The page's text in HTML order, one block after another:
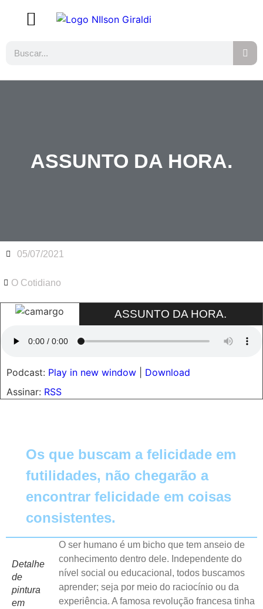
ASSUNTO DA HORA.
05/07/2021
O Cotidiano
ASSUNTO DA HORA.
Podcast: Play in new window
Download
Assinar: RSS
Os que buscam a felicidade em
futilidades, não chegarão a
encontrar felicidade em coisas
consistentes.
Detalhe
de
pintura
em
O ser humano é um bicho que tem anseio de
conhecimento dentro dele. Independente do
nível social ou educacional, todos buscamos
aprender; seja por meio do raciocínio ou da
experiência. A famosa revolução francesa tinha